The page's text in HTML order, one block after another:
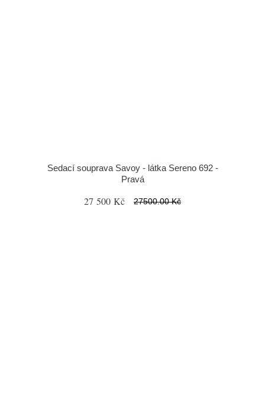
Sedací souprava Savoy - látka Sereno 692 -
Pravá
27 500 Kč 27500.00 Kč